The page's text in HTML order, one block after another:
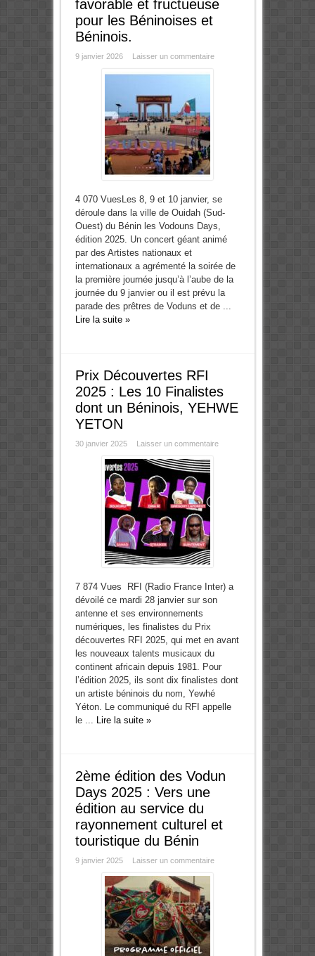
favorable et fructueuse
pour les Béninoises et
Béninois.
9 janvier 2026 Laisser un commentaire
4 070 VuesLes 8, 9 et 10 janvier, se
déroule dans la ville de Ouidah (Sud-
Ouest) du Bénin les Vodouns Days,
édition 2025. Un concert géant animé
par des Artistes nationaux et
internationaux a agrémenté la soirée de
la première journée jusqu’à l’aube de la
journée du 9 janvier ou il est prévu la
parade des prêtres de Voduns et de ...
Lire la suite »
Prix Découvertes RFI
2025 : Les 10 Finalistes
dont un Béninois, YEHWE
YETON
30 janvier 2025 Laisser un commentaire
7 874 Vues RFI (Radio France Inter) a
dévoilé ce mardi 28 janvier sur son
antenne et ses environnements
numériques, les finalistes du Prix
découvertes RFI 2025, qui met en avant
les nouveaux talents musicaux du
continent africain depuis 1981. Pour
l’édition 2025, ils sont dix finalistes dont
un artiste béninois du nom, Yewhé
Yéton. Le communiqué du RFI appelle
le ... Lire la suite »
2ème édition des Vodun
Days 2025 : Vers une
édition au service du
rayonnement culturel et
touristique du Bénin
9 janvier 2025 Laisser un commentaire